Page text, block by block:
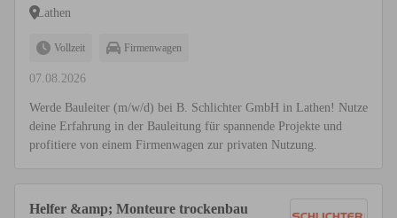
Lathen
Vollzeit Firmenwagen
07.08.2026
Werde Bauleiter (m/w/d) bei B. Schlichter GmbH in Lathen! Nutze
deine Erfahrung in der Bauleitung für spannende Projekte und
profitiere von einem Firmenwagen zur privaten Nutzung.
Helfer &amp; Monteure trockenbau